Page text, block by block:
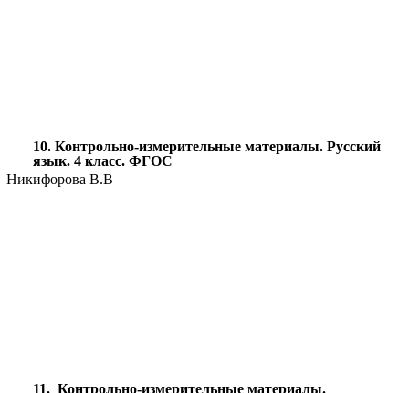
10. Контрольно-измерительные материалы. Русский
язык. 4 класс. ФГОС
Никифорова В.В
11. Контрольно-измерительные материалы.